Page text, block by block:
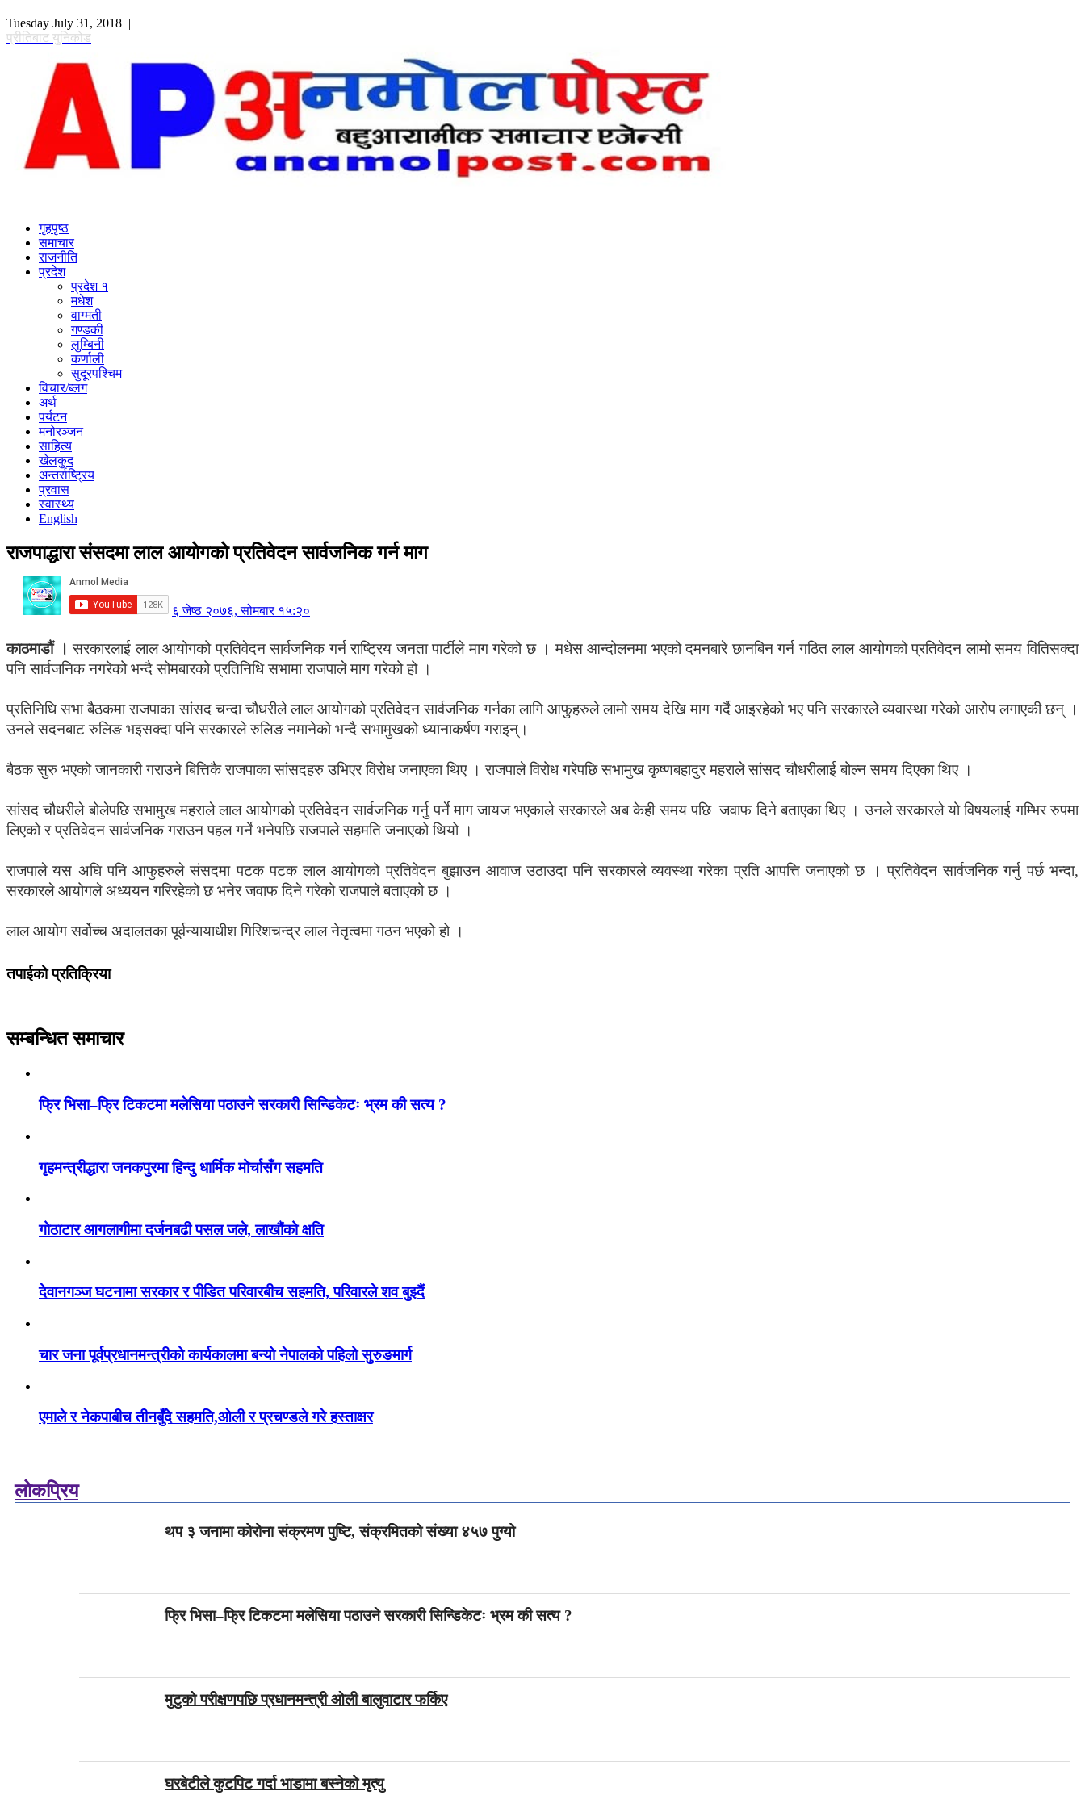
Tuesday July 31, 2018 |
प्रीतिबाट युनिकोड
गृहपृष्ठ
समाचार
राजनीति
प्रदेश
प्रदेश १
मधेश
वाग्मती
गण्डकी
लुम्बिनी
कर्णाली
सुदूरपश्चिम
विचार/ब्लग
अर्थ
पर्यटन
मनोरञ्जन
साहित्य
खेलकुद
अन्तर्राष्ट्रिय
प्रवास
स्वास्थ्य
English
राजपाद्धारा संसदमा लाल आयोगको प्रतिवेदन सार्वजनिक गर्न माग
६ जेष्ठ २०७६, सोमबार १५:२०
काठमाडौं । सरकारलाई लाल आयोगको प्रतिवेदन सार्वजनिक गर्न राष्ट्रिय जनता पार्टीले माग गरेको छ । मधेस आन्दोलनमा भएको दमनबारे छानबिन गर्न गठित लाल आयोगको प्रतिवेदन लामो समय वितिसक्दा
पनि सार्वजनिक नगरेको भन्दै सोमबारको प्रतिनिधि सभामा राजपाले माग गरेको हो ।
प्रतिनिधि सभा बैठकमा राजपाका सांसद चन्दा चौधरीले लाल आयोगको प्रतिवेदन सार्वजनिक गर्नका लागि आफुहरुले लामो समय देखि माग गर्दै आइरहेको भए पनि सरकारले व्यवास्था गरेको आरोप लगाएकी छन् ।
उनले सदनबाट रुलिङ भइसक्दा पनि सरकारले रुलिङ नमानेको भन्दै सभामुखको ध्यानाकर्षण गराइन्।
बैठक सुरु भएको जानकारी गराउने बित्तिकै राजपाका सांसदहरु उभिएर विरोध जनाएका थिए । राजपाले विरोध गरेपछि सभामुख कृष्णबहादुर महराले सांसद चौधरीलाई बोल्न समय दिएका थिए ।
सांसद चौधरीले बोलेपछि सभामुख महराले लाल आयोगको प्रतिवेदन सार्वजनिक गर्नु पर्ने माग जायज भएकाले सरकारले अब केही समय पछि जवाफ दिने बताएका थिए । उनले सरकारले यो विषयलाई गम्भिर रुपमा
लिएको र प्रतिवेदन सार्वजनिक गराउन पहल गर्ने भनेपछि राजपाले सहमति जनाएको थियो ।
राजपाले यस अघि पनि आफुहरुले संसदमा पटक पटक लाल आयोगको प्रतिवेदन बुझाउन आवाज उठाउदा पनि सरकारले व्यवस्था गरेका प्रति आपत्ति जनाएको छ । प्रतिवेदन सार्वजनिक गर्नु पर्छ भन्दा,
सरकारले आयोगले अध्ययन गरिरहेको छ भनेर जवाफ दिने गरेको राजपाले बताएको छ ।
लाल आयोग सर्वोच्च अदालतका पूर्वन्यायाधीश गिरिशचन्द्र लाल नेतृत्वमा गठन भएको हो ।
तपाईको प्रतिक्रिया
सम्बन्धित समाचार
फ्रि भिसा–फ्रि टिकटमा मलेसिया पठाउने सरकारी सिन्डिकेटः भ्रम की सत्य ?
गृहमन्त्रीद्धारा जनकपुरमा हिन्दु धार्मिक मोर्चासँग सहमति
गोठाटार आगलागीमा दर्जनबढी पसल जले, लाखौंको क्षति
देवानगञ्ज घटनामा सरकार र पीडित परिवारबीच सहमति, परिवारले शव बुझ्दैं
चार जना पूर्वप्रधानमन्त्रीको कार्यकालमा बन्यो नेपालको पहिलो सुरुङमार्ग
एमाले र नेकपाबीच तीनबुँदे सहमति,ओली र प्रचण्डले गरे हस्ताक्षर
लोकप्रिय
थप ३ जनामा कोरोना संक्रमण पुष्टि, संक्रमितको संख्या ४५७ पुग्यो
फ्रि भिसा–फ्रि टिकटमा मलेसिया पठाउने सरकारी सिन्डिकेटः भ्रम की सत्य ?
मुटुको परीक्षणपछि प्रधानमन्त्री ओली बालुवाटार फर्किए
घरबेटीले कुटपिट गर्दा भाडामा बस्नेको मृत्यु